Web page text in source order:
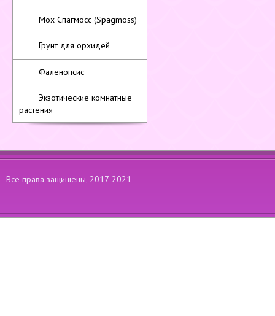
Мох Спагмосс (Spagmoss)
Грунт для орхидей
Фаленопсис
Экзотические комнатные
растения
Все права защищены, 2017-2021